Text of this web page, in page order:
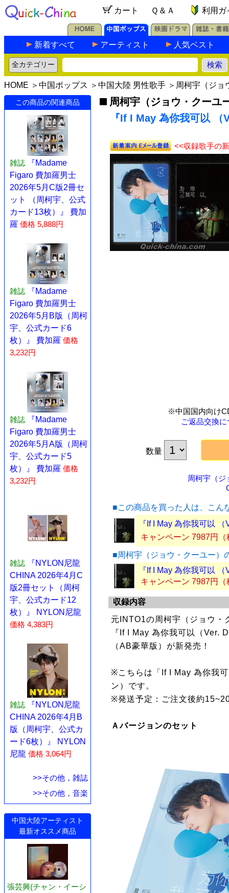
カート Ｑ＆Ａ 利用ガ
新着すべて アーティスト 人気ベスト
HOME ＞ 中国ポップス ＞ 中国大陸 男性歌手 ＞ 周柯宇（ジョ
この商品の関連商品
雑誌
『Madame
Figaro 費加羅男士
2026年5月C版2冊セ
ット （周柯宇、公式
カード13枚）』 費加
羅 価格 5,888円
雑誌
『Madame
Figaro 費加羅男士
2026年5月B版（周柯
宇、公式カード6
枚）』 費加羅 価格
3,232円
雑誌
『Madame
Figaro 費加羅男士
2026年5月A版（周柯
宇、公式カード5
枚）』 費加羅 価格
3,232円
雑誌
『NYLON尼龍
CHINA 2026年4月C
版2冊セット（周柯
宇、公式カード12
枚）』 NYLON尼龍
価格 4,383円
雑誌
『NYLON尼龍
CHINA 2026年4月B
版（周柯宇、公式カ
ード6枚）』 NYLON
尼龍 価格 3,064円
>>その他，雑誌
>>その他，音楽
中国大陸アーティスト
最新オススメ商品
張芸興(チャン・イーシ
周柯宇（ジョウ・クーユ
『If I May 為你我可以
<<収録歌手の
※中国国内向け
ご返品交換
数量
周柯宇（ジ
■この商品を買った人は、こん
『If I May 為你我可以
キャンペーン 7987円（
■周柯宇（ジョウ・クーユー）
『If I May 為你我可以
キャンペーン 7987円（
収録内容
元INTO1の周柯宇（ジョウ・
『If I May 為你我可以（Ver.
（AB豪華版）が新発売！
※こちらは「If I May 為你我
ン）です。
※発送予定：ご注文後約
Ａバージョンのセット